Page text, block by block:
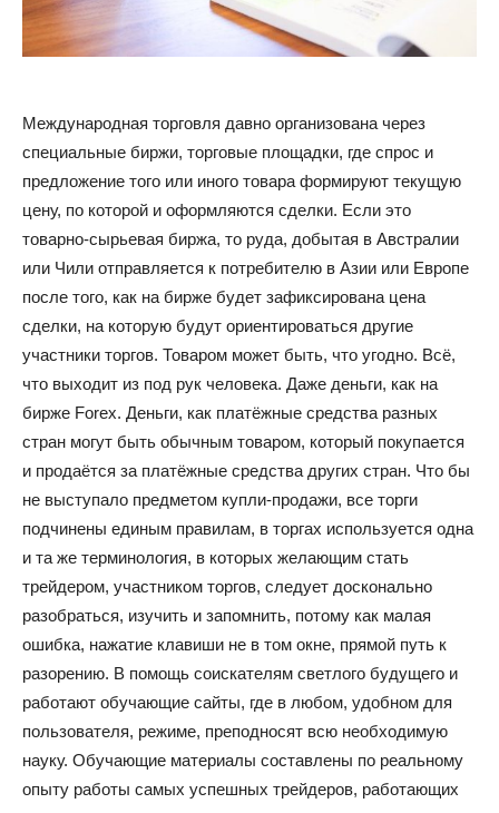
Международная торговля давно организована через
специальные биржи, торговые площадки, где спрос и
предложение того или иного товара формируют текущую
цену, по которой и оформляются сделки. Если это
товарно-сырьевая биржа, то руда, добытая в Австралии
или Чили отправляется к потребителю в Азии или Европе
после того, как на бирже будет зафиксирована цена
сделки, на которую будут ориентироваться другие
участники торгов. Товаром может быть, что угодно. Всё,
что выходит из под рук человека. Даже деньги, как на
бирже Forex. Деньги, как платёжные средства разных
стран могут быть обычным товаром, который покупается
и продаётся за платёжные средства других стран. Что бы
не выступало предметом купли-продажи, все торги
подчинены единым правилам, в торгах используется одна
и та же терминология, в которых желающим стать
трейдером, участником торгов, следует досконально
разобраться, изучить и запомнить, потому как малая
ошибка, нажатие клавиши не в том окне, прямой путь к
разорению. В помощь соискателям светлого будущего и
работают обучающие сайты, где в любом, удобном для
пользователя, режиме, преподносят всю необходимую
науку. Обучающие материалы составлены по реальному
опыту работы самых успешных трейдеров, работающих